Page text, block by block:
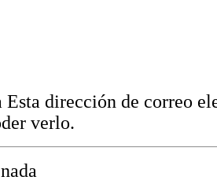
Esta dirección de correo
verlo.